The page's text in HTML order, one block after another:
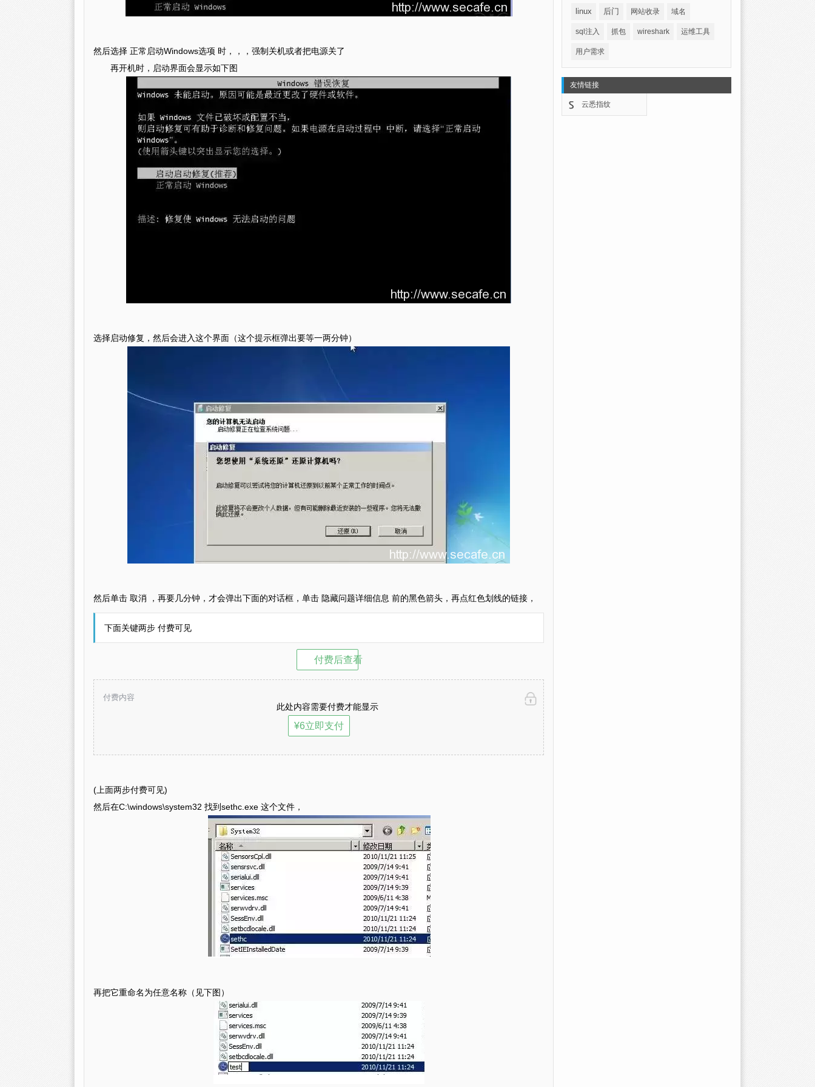
然后选择 正常启动Windows选项 时，，，强制关机或者把电源关了
再开机时，启动界面会显示如下图
选择启动修复，然后会进入这个界面（这个提示框弹出要等一两分钟）
然后单击 取消 ，再要几分钟，才会弹出下面的对话框，单击 隐藏问题详细信息 前的黑色箭头，再点红色划线的链接，
下面关键两步 付费可见
付费后查看
此处内容需要付费才能显示
¥6立即支付
付费内容
(上面两步付费可见)
然后在C:\windows\system32 找到sethc.exe 这个文件，
再把它重命名为任意名称（见下图）
linux 后门 网站收录 域名
sql注入 抓包 wireshark 运维工具
用户需求
友情链接
云悉指纹